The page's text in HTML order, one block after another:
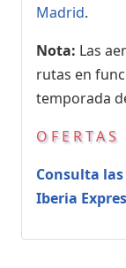
Madrid.
Nota: Las
rutas en
temporada
OFERTAS
Consulta
Iberia